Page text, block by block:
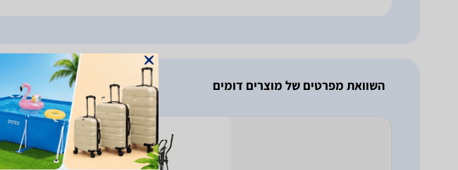
השוואת מפרטים של מוצרים דומים